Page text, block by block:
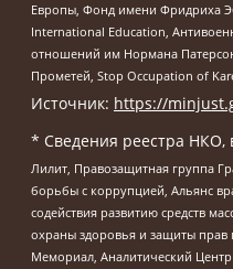
Европы, Фонд имени Фридриха
International Education,
отношений им Нормана
Прометей, Stop Occupation of
Источник: https://
* Сведения реестра НКО,
Лилит, Правозащитная группа
борьбы с коррупцией, Альянс
содействия развитию средств
охраны здоровья и защиты прав
Мемориал, Аналитический